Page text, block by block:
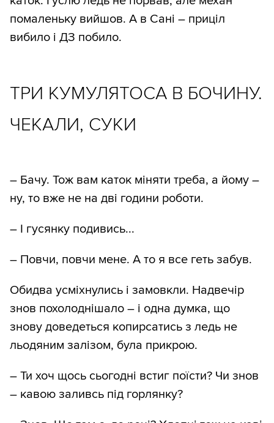
помаленьку вийшов. А в Сані – приціл
вибило і ДЗ побило.
ТРИ КУМУЛЯТОСА В БОЧИНУ.
ЧЕКАЛИ, СУКИ
– Бачу. Тож вам каток міняти треба, а йому –
ну, то вже не на дві години роботи.
– І гусянку подивись...
– Повчи, повчи мене. А то я все геть забув.
Обидва усміхнулись і замовкли. Надвечір
знов похолоднішало – і одна думка, що
знову доведеться копирсатись з ледь не
льодяним залізом, була прикрою.
– Ти хоч щось сьогодні встиг поїсти? Чи знов
– кавою заливсь під горлянку?